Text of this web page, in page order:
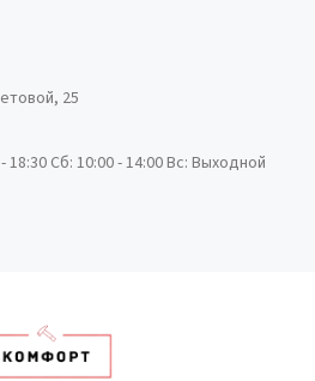
25
18:30 Сб: 10:00 - 14:00 Вс: Выходной